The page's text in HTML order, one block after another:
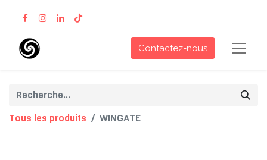
Contactez-nous
Tous les produits WINGATE